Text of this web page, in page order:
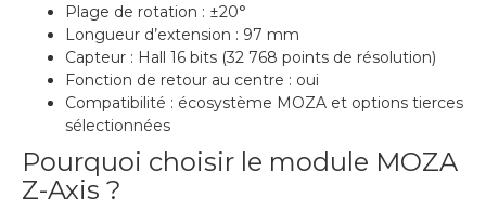
Plage de rotation : ±20°
Longueur d’extension : 97 mm
Capteur : Hall 16 bits (32 768 points de résolution)
Fonction de retour au centre : oui
Compatibilité : écosystème MOZA et options tierces
sélectionnées
Pourquoi choisir le module MOZA
Z-Axis ?